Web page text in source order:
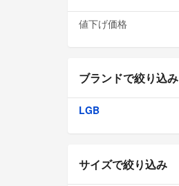
値下げ価格
ブランドで絞り込み
LGB
サイズで絞り込み